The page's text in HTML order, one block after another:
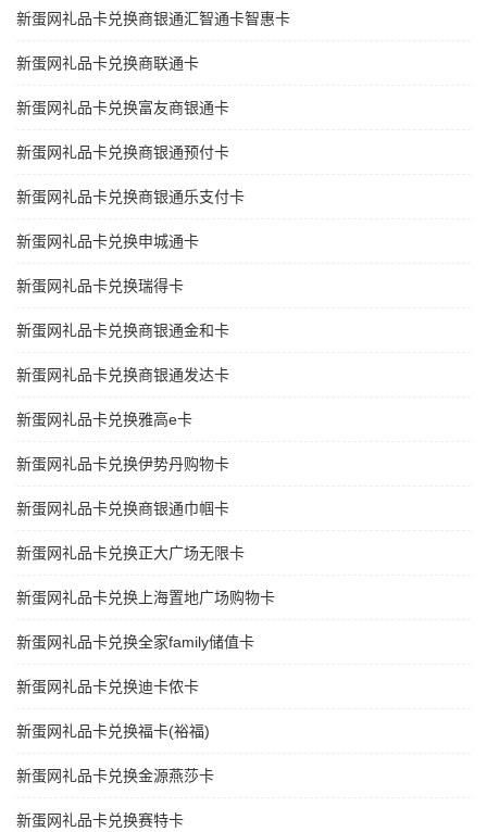
新蛋网礼品卡兑换商银通汇智通卡智惠卡
新蛋网礼品卡兑换商联通卡
新蛋网礼品卡兑换富友商银通卡
新蛋网礼品卡兑换商银通预付卡
新蛋网礼品卡兑换商银通乐支付卡
新蛋网礼品卡兑换申城通卡
新蛋网礼品卡兑换瑞得卡
新蛋网礼品卡兑换商银通金和卡
新蛋网礼品卡兑换商银通发达卡
新蛋网礼品卡兑换雅高e卡
新蛋网礼品卡兑换伊势丹购物卡
新蛋网礼品卡兑换商银通巾帼卡
新蛋网礼品卡兑换正大广场无限卡
新蛋网礼品卡兑换上海置地广场购物卡
新蛋网礼品卡兑换全家family储值卡
新蛋网礼品卡兑换迪卡侬卡
新蛋网礼品卡兑换福卡(裕福)
新蛋网礼品卡兑换金源燕莎卡
新蛋网礼品卡兑换赛特卡